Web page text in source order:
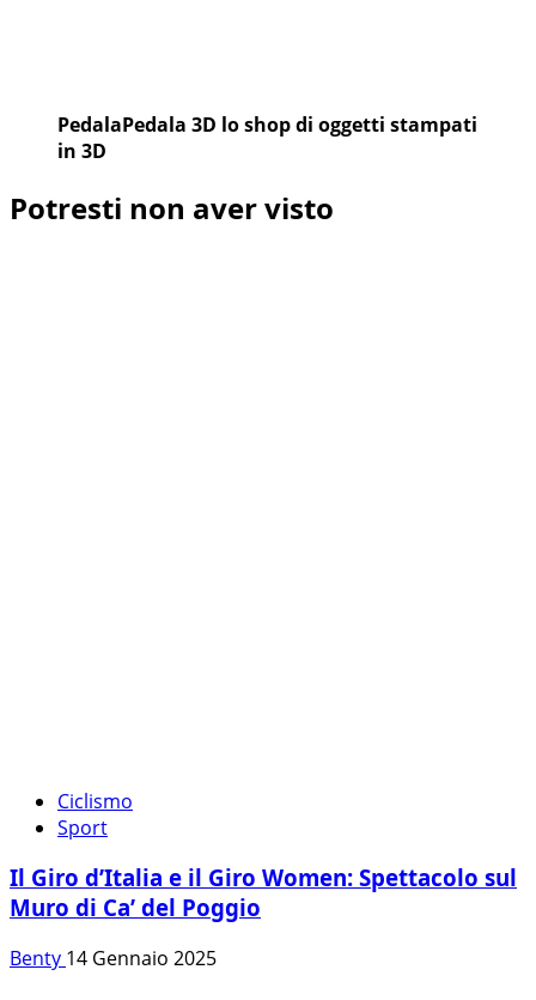
PedalaPedala 3D lo shop di oggetti stampati
in 3D
Potresti non aver visto
Ciclismo
Sport
Il Giro d’Italia e il Giro Women: Spettacolo sul
Muro di Ca’ del Poggio
Benty 14 Gennaio 2025